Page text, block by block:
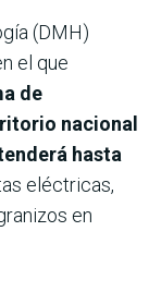
(DMH)
el que
de
nacional
hasta
eléctricas,
en